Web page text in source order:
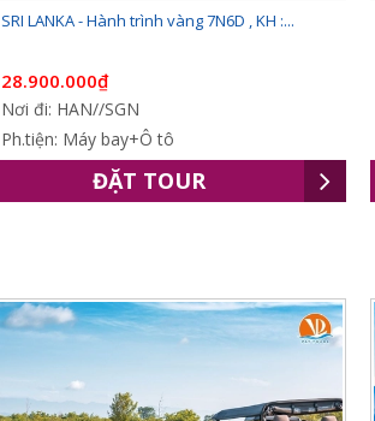
SRI LANKA - Hành trình vàng 7N6D , KH :...
28.900.000₫
Nơi đi: HAN//SGN
Ph.tiện: Máy bay+Ô tô
ĐẶT TOUR